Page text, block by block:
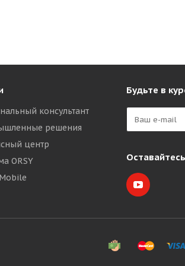
консультант
решения
центр
ORSY
Будьте в